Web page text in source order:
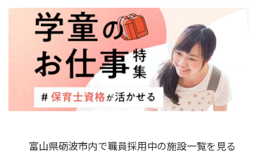
富山県砺波市内で職員採用中の施設一覧を見る